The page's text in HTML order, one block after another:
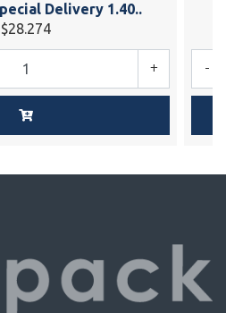
Delivery 1.40..
$28.274
+ -